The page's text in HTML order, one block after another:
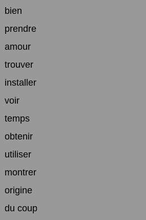
bien
prendre
amour
trouver
installer
voir
temps
obtenir
utiliser
montrer
origine
du coup